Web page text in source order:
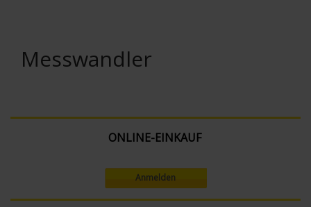
Messwandler
ONLINE-EINKAUF
Anmelden